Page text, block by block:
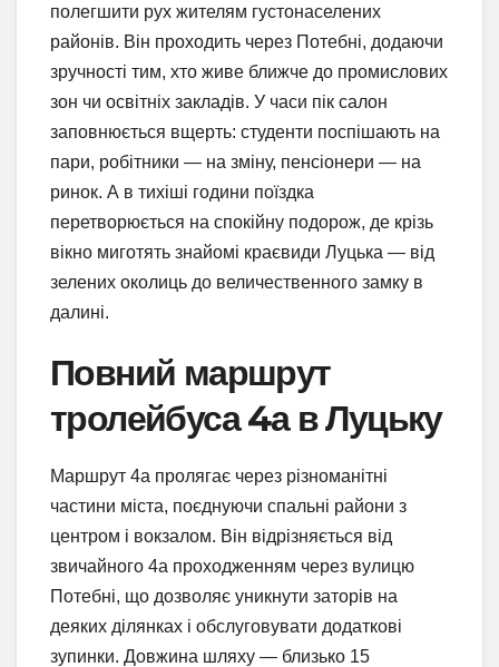
полегшити рух жителям густонаселених
районів. Він проходить через Потебні, додаючи
зручності тим, хто живе ближче до промислових
зон чи освітніх закладів. У часи пік салон
заповнюється вщерть: студенти поспішають на
пари, робітники — на зміну, пенсіонери — на
ринок. А в тихіші години поїздка
перетворюється на спокійну подорож, де крізь
вікно миготять знайомі краєвиди Луцька — від
зелених околиць до величественного замку в
далині.
Повний маршрут
тролейбуса 4а в Луцьку
Маршрут 4а пролягає через різноманітні
частини міста, поєднуючи спальні райони з
центром і вокзалом. Він відрізняється від
звичайного 4а проходженням через вулицю
Потебні, що дозволяє уникнути заторів на
деяких ділянках і обслуговувати додаткові
зупинки. Довжина шляху — близько 15